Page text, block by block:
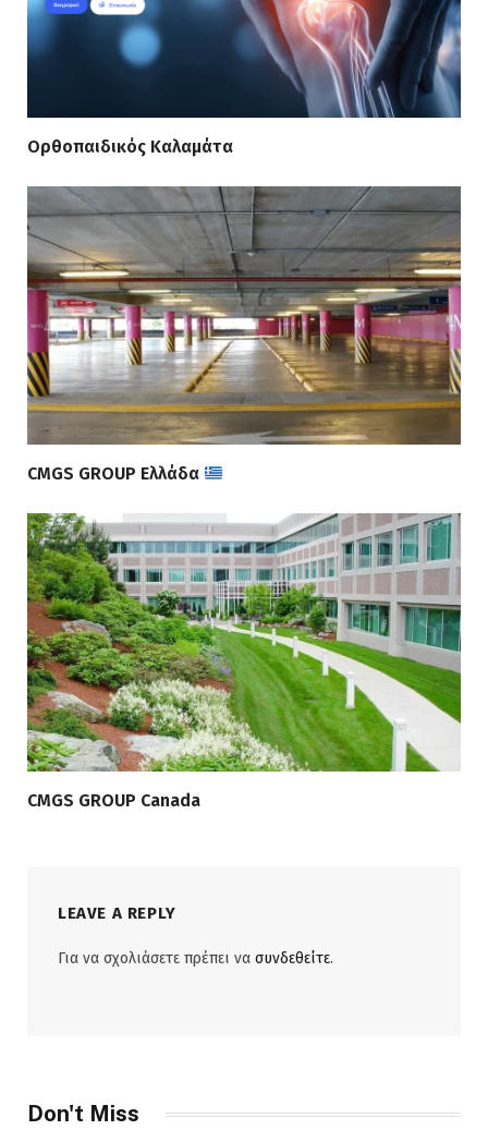
Ορθοπαιδικός Καλαμάτα
CMGS GROUP Ελλάδα
CMGS GROUP Canada
LEAVE A REPLY
Για να σχολιάσετε πρέπει να συνδεθείτε.
Don't Miss